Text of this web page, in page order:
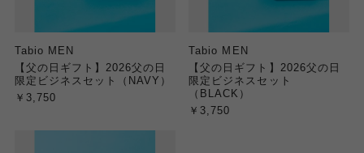
Tabio MEN
【父の日ギフト】2026父の日
限定ビジネスセット（NAVY）
￥3,750
Tabio MEN
【父の日ギフト】2026父の日
限定ビジネスセット
（BLACK）
￥3,750